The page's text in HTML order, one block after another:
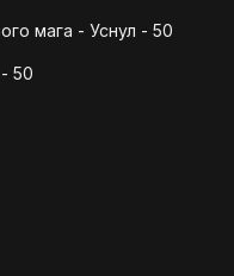
мага - Уснул - 50
50